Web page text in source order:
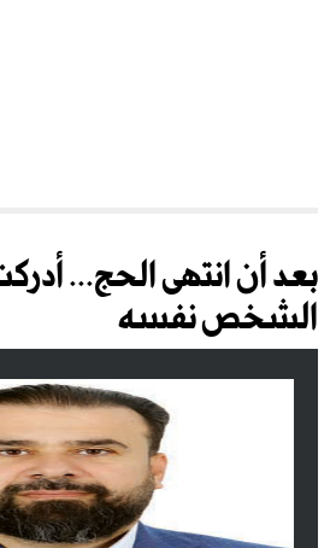
بعد أن انتهى الحج...
الشخص نفسه